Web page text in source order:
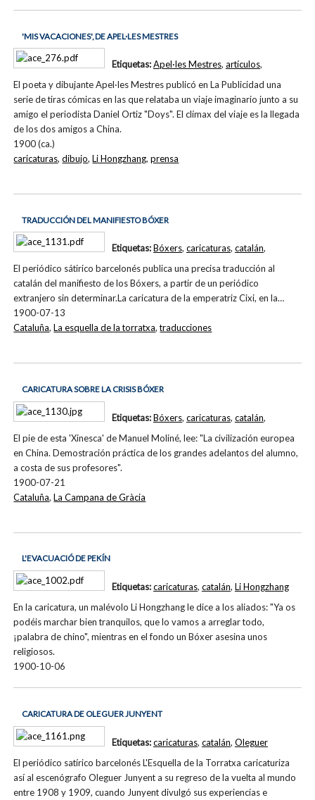
'MIS VACACIONES', DE APEL·LES MESTRES
El poeta y dibujante Apel·les Mestres publicó en La Publicidad una
serie de tiras cómicas en las que relataba un viaje imaginario junto a su
amigo el periodista Daniel Ortiz "Doys". El clímax del viaje es la llegada
de los dos amigos a China.
1900 (ca.)
Etiquetas:Apel·les Mestres, artículos,
caricaturas,dibujo,Li Hongzhang,prensa
TRADUCCIÓN DEL MANIFIESTO BÓXER
El periódico sátirico barcelonés publica una precisa traducción al
catalán del manifiesto de los Bóxers, a partir de un periódico
extranjero sin determinar.La caricatura de la emperatriz Cixi, en la…
1900-07-13
Etiquetas:Bóxers, caricaturas, catalán,
Cataluña,La esquella de la torratxa,traducciones
CARICATURA SOBRE LA CRISIS BÓXER
El pie de esta 'Xinesca' de Manuel Moliné, lee: "La civilización europea
en China. Demostración práctica de los grandes adelantos del alumno,
a costa de sus profesores".
1900-07-21
Etiquetas:Bóxers, caricaturas, catalán,
Cataluña,La Campana de Gràcia
L'EVACUACIÓ DE PEKÍN
En la caricatura, un malévolo Li Hongzhang le dice a los aliados: "Ya os
podéis marchar bien tranquilos, que lo vamos a arreglar todo,
¡palabra de chino", mientras en el fondo un Bóxer asesina unos
religiosos.
1900-10-06
Etiquetas:caricaturas, catalán, Li Hongzhang
CARICATURA DE OLEGUER JUNYENT
El periódico satírico barcelonés L'Esquella de la Torratxa caricaturiza
así al escenógrafo Oleguer Junyent a su regreso de la vuelta al mundo
entre 1908 y 1909, cuando Junyent divulgó sus experiencias e
Etiquetas:caricaturas, catalán, Oleguer